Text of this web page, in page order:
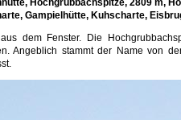
Hochgrubbachspitze, 2809 m,
Gampielhütte, Kuhscharte,
dem Fenster. Die
Angeblich stammt der Name von